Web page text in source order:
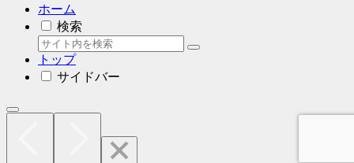
ホーム
検索
トップ
サイドバー